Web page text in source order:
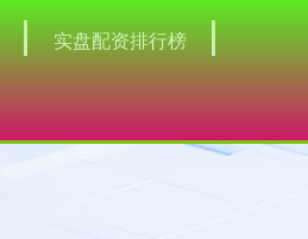
实盘配资排行榜